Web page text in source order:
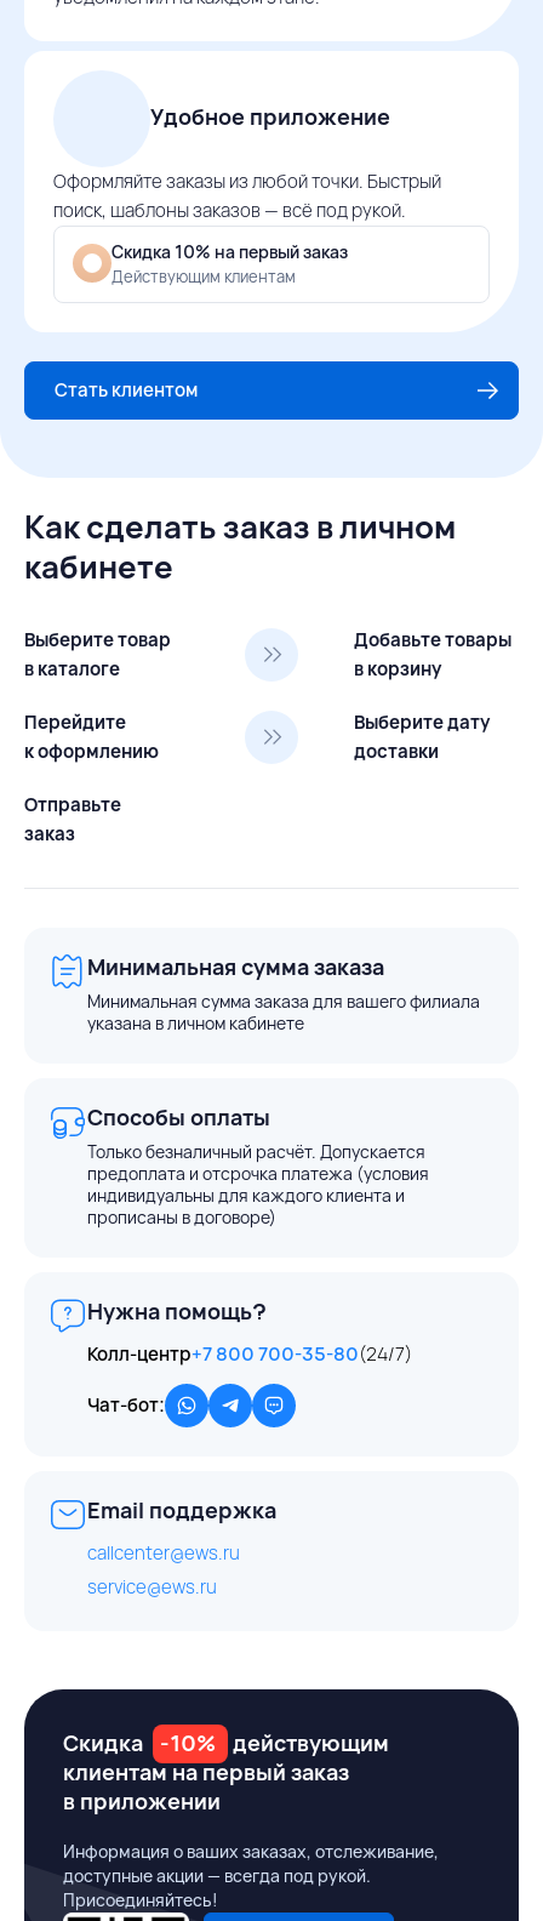
Удобное приложение
Оформляйте заказы из любой точки. Быстрый
поиск, шаблоны заказов — всё под рукой.
Скидка 10% на первый заказ
Действующим клиентам
Стать клиентом
Как сделать заказ в личном
кабинете
Выберите товар
в каталоге
Добавьте товары
в корзину
Перейдите
к оформлению
Выберите дату
доставки
Отправьте
заказ
Минимальная сумма заказа
Минимальная сумма заказа для вашего филиала
указана в личном кабинете
Способы оплаты
Только безналичный расчёт. Допускается
предоплата и отсрочка платежа (условия
индивидуальны для каждого клиента и
прописаны в договоре)
Нужна помощь?
Колл-центр+7 800 700-35-80(24/7)
Чат-бот:
Email поддержка
callcenter@ews.ru
service@ews.ru
Скидка -10%
действующим
клиентам на первый заказ
в приложении
Информация о ваших заказах, отслеживание,
доступные акции — всегда под рукой.
Присоединяйтесь!